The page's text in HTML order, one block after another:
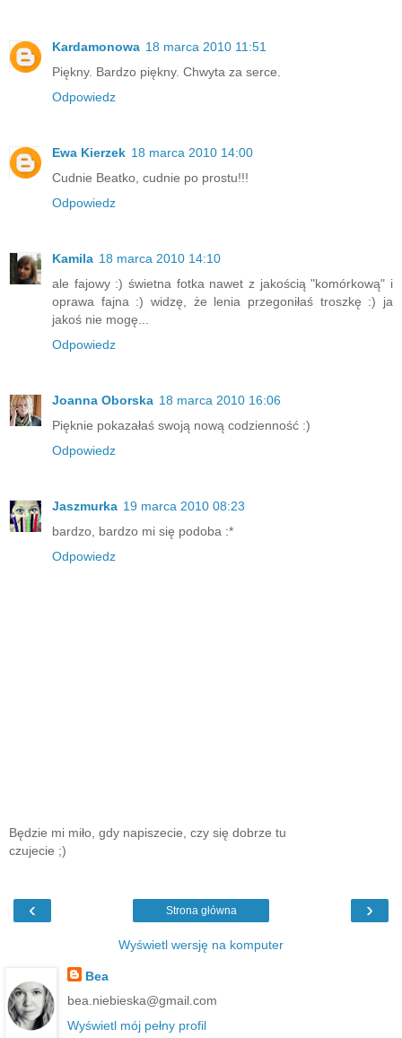
Kardamonowa 18 marca 2010 11:51
Piękny. Bardzo piękny. Chwyta za serce.
Odpowiedz
Ewa Kierzek 18 marca 2010 14:00
Cudnie Beatko, cudnie po prostu!!!
Odpowiedz
Kamila 18 marca 2010 14:10
ale fajowy :) świetna fotka nawet z jakością "komórkową" i
oprawa fajna :) widzę, że lenia przegoniłaś troszkę :) ja
jakoś nie mogę...
Odpowiedz
Joanna Oborska 18 marca 2010 16:06
Pięknie pokazałaś swoją nową codzienność :)
Odpowiedz
Jaszmurka 19 marca 2010 08:23
bardzo, bardzo mi się podoba :*
Odpowiedz
Będzie mi miło, gdy napiszecie, czy się dobrze tu
czujecie ;)
‹ ›
Strona główna
Wyświetl wersję na komputer
Bea
bea.niebieska@gmail.com
Wyświetl mój pełny profil